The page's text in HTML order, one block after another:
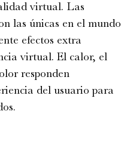
virtual. Las
las únicas en el mundo
efectos extra
virtual. El calor, el
responden
del usuario para